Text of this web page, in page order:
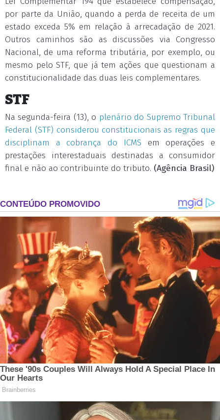
por parte da União, quando a perda de receita de um
estado exceda 5% em relação à arrecadação de 2021.
Outros caminhos são as discussões via Congresso
Nacional, de uma reforma tributária, por exemplo, ou
mesmo pelo STF, que já tem ações que questionam a
constitucionalidade das duas leis complementares.
STF
Na segunda-feira (13), o plenário do Supremo Tribunal
Federal (STF) considerou constitucionais as regras que
disciplinam a cobrança do ICMS em operações e
prestações interestaduais destinadas a consumidor
final e não ao contribuinte do tributo. (Agência Brasil)